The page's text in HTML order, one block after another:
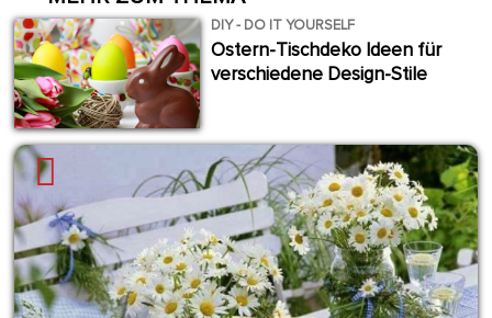
DIY - DO IT YOURSELF
Ostern-Tischdeko Ideen für
verschiedene Design-Stile